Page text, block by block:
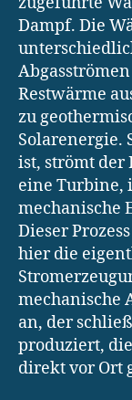
Dampf. Die
Restwärme
zu
Solarenergie.
ist, strömt der
eine Turbine,
mechanische
Dieser
hier die
mechanische
an, der
produziert,
direkt vor Ort